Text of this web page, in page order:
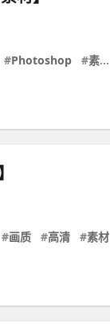
#Photoshop #素材
#画质 #高清 #素材